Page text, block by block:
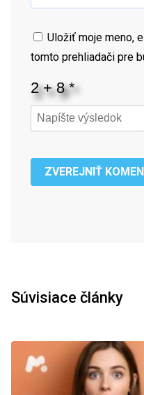
Uložiť moje meno,
tomto prehliadači pre
ZVEREJNIŤ
Súvisiace články